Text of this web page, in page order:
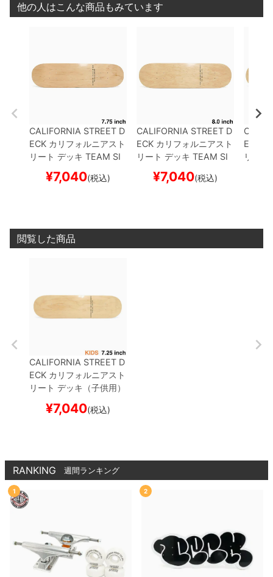
他の人はこんな商品もみています
CALIFORNIA STREET D
ECK カリフォルニアスト
リート デッキ TEAM SI
MPLE CLEAR 7.75
ンク（DSM）スケート
¥7,040(税込)
CALIFORNIA STREET D
ECK カリフォルニアスト
リート デッキ TEAM SI
MPLE CLEAR 8.0
ンク（DSM）スケート
¥7,040(税込)
ECK
リート
閲覧した商品
CALIFORNIA STREET D
ECK カリフォルニアスト
リート デッキ（子供用）
TEAMSIMPLE CLEAR
MINI 7.25ブランク（DS
¥7,040(税込)
RANKING 週間ランキング
1 2